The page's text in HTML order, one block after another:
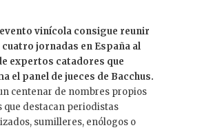
vinícola consigue reunir
jornadas en España al
expertos catadores que
el panel de jueces de Bacchus.
centenar de nombres propios
que destacan periodistas
sumilleres, enólogos o